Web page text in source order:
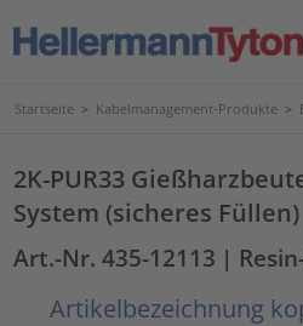
Startseite > Kabelmanagement-Produkte >
2K-PUR33
System (sicheres Füllen)
Art.-Nr. 435-12113 |
Artikelbezeichnung